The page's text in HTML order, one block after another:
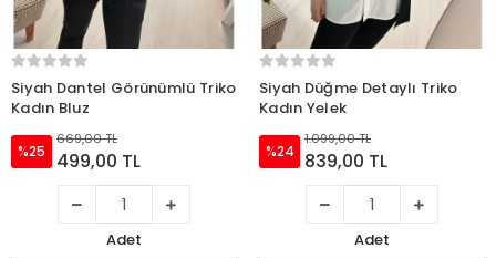
Siyah Dantel Görünümlü Triko
Kadın Bluz
%25
669,00 TL
499,00 TL
Adet
Siyah Düğme Detaylı Triko
Kadın Yelek
%24
1.099,00 TL
839,00 TL
Adet